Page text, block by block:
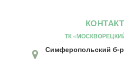
ТК
Симферопольский б-